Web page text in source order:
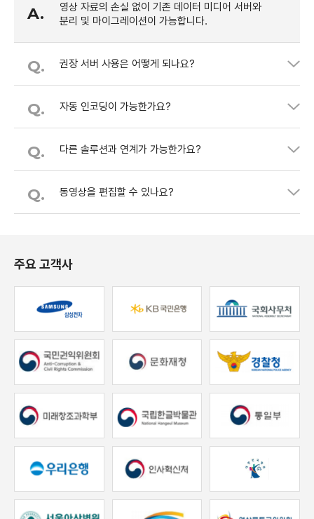
A.
영상 자료의 손실 없이 기존 데이터 미디어 서버와
분리 및 마이그레이션이 가능합니다.
Q. 권장 서버 사용은 어떻게 되나요?
Q. 자동 인코딩이 가능한가요?
Q. 다른 솔루션과 연계가 가능한가요?
Q. 동영상을 편집할 수 있나요?
주요 고객사